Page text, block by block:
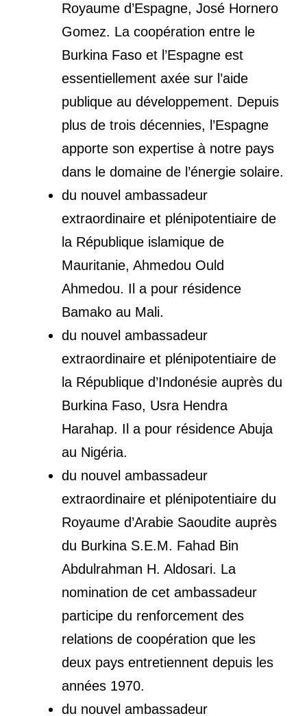
Royaume d’Espagne, José Hornero
Gomez. La coopération entre le
Burkina Faso et l’Espagne est
essentiellement axée sur l’aide
publique au développement. Depuis
plus de trois décennies, l’Espagne
apporte son expertise à notre pays
dans le domaine de l’énergie solaire.
du nouvel ambassadeur
extraordinaire et plénipotentiaire de
la République islamique de
Mauritanie, Ahmedou Ould
Ahmedou. Il a pour résidence
Bamako au Mali.
du nouvel ambassadeur
extraordinaire et plénipotentiaire de
la République d’Indonésie auprès du
Burkina Faso, Usra Hendra
Harahap. Il a pour résidence Abuja
au Nigéria.
du nouvel ambassadeur
extraordinaire et plénipotentiaire du
Royaume d’Arabie Saoudite auprès
du Burkina S.E.M. Fahad Bin
Abdulrahman H. Aldosari. La
nomination de cet ambassadeur
participe du renforcement des
relations de coopération que les
deux pays entretiennent depuis les
années 1970.
du nouvel ambassadeur